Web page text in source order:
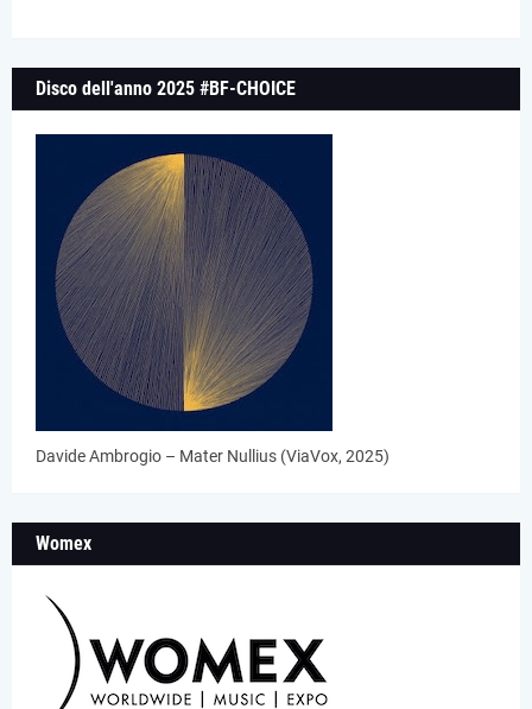
Disco dell'anno 2025 #BF-CHOICE
Davide Ambrogio – Mater Nullius (ViaVox, 2025)
Womex